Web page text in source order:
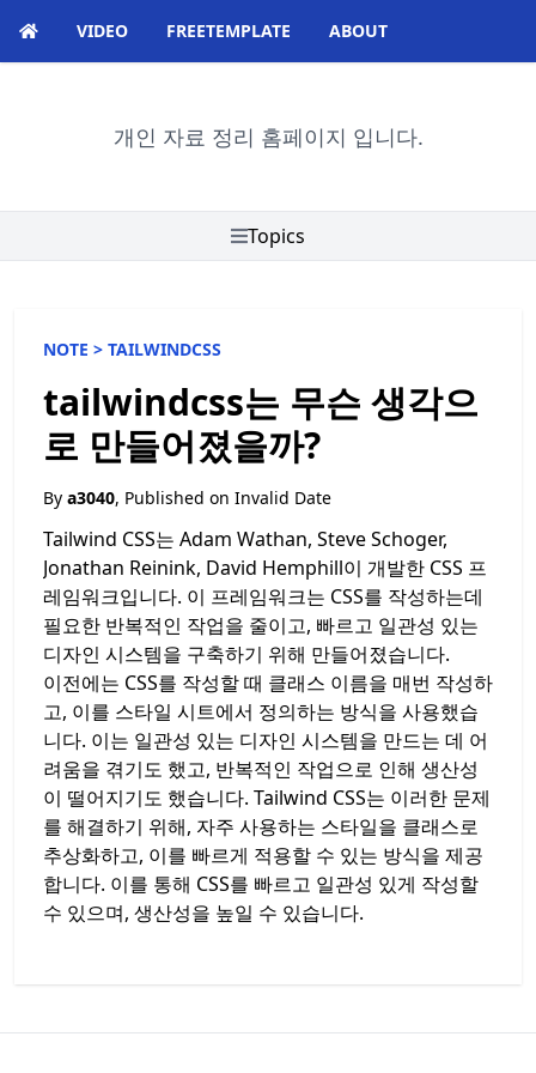
VIDEO FREETEMPLATE ABOUT
개인 자료 정리 홈페이지 입니다.
Topics
NOTE > TAILWINDCSS
tailwindcss는 무슨 생각으
로 만들어졌을까?
By a3040, Published on Invalid Date
Tailwind CSS는 Adam Wathan, Steve Schoger,
Jonathan Reinink, David Hemphill이 개발한 CSS 프
레임워크입니다. 이 프레임워크는 CSS를 작성하는데
필요한 반복적인 작업을 줄이고, 빠르고 일관성 있는
디자인 시스템을 구축하기 위해 만들어졌습니다.
이전에는 CSS를 작성할 때 클래스 이름을 매번 작성하
고, 이를 스타일 시트에서 정의하는 방식을 사용했습
니다. 이는 일관성 있는 디자인 시스템을 만드는 데 어
려움을 겪기도 했고, 반복적인 작업으로 인해 생산성
이 떨어지기도 했습니다. Tailwind CSS는 이러한 문제
를 해결하기 위해, 자주 사용하는 스타일을 클래스로
추상화하고, 이를 빠르게 적용할 수 있는 방식을 제공
합니다. 이를 통해 CSS를 빠르고 일관성 있게 작성할
수 있으며, 생산성을 높일 수 있습니다.